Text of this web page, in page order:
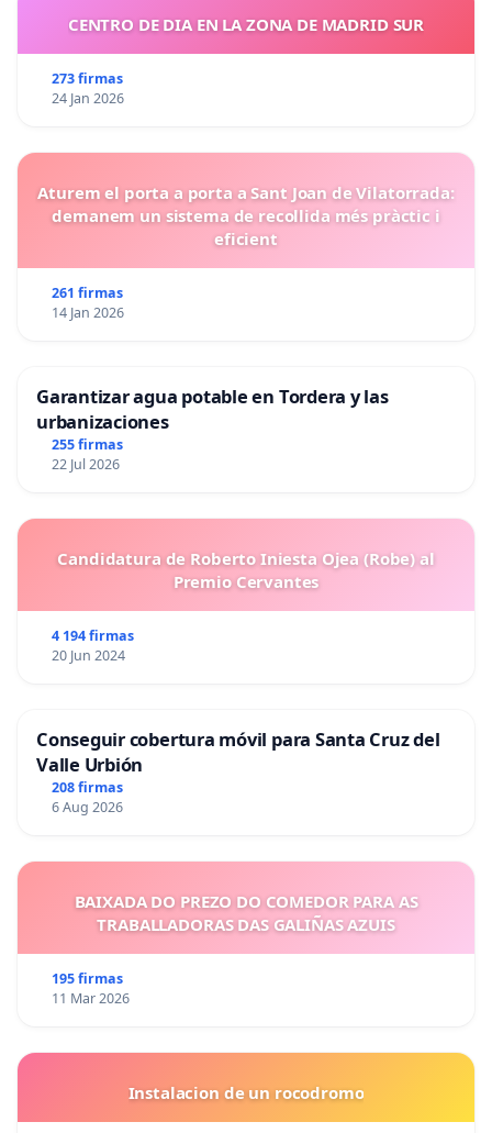
CENTRO DE DIA EN LA ZONA DE MADRID SUR
273 firmas
24 Jan 2026
Aturem el porta a porta a Sant Joan de Vilatorrada:
demanem un sistema de recollida més pràctic i
eficient
261 firmas
14 Jan 2026
Garantizar agua potable en Tordera y las
urbanizaciones
255 firmas
22 Jul 2026
Candidatura de Roberto Iniesta Ojea (Robe) al
Premio Cervantes
4 194 firmas
20 Jun 2024
Conseguir cobertura móvil para Santa Cruz del
Valle Urbión
208 firmas
6 Aug 2026
BAIXADA DO PREZO DO COMEDOR PARA AS
TRABALLADORAS DAS GALIÑAS AZUIS
195 firmas
11 Mar 2026
Instalacion de un rocodromo